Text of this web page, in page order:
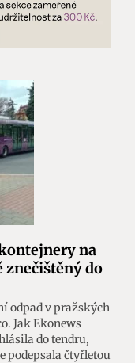
na
znečištěný do
odpad v pražských
Jak Ekonews
do tendru,
podepsala čtyřletou